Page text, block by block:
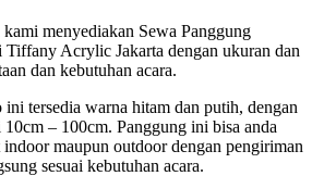
kami menyediakan Sewa Panggung
Acrylic Jakarta dengan ukuran dan
dan kebutuhan acara.
tersedia warna hitam dan putih, dengan
– 100cm. Panggung ini bisa anda
maupun outdoor dengan pengiriman
sesuai kebutuhan acara.